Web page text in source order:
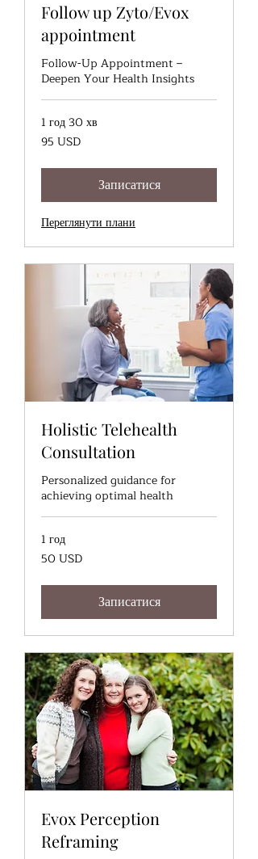
Follow up Zyto/Evox
appointment
Follow-Up Appointment –
Deepen Your Health Insights
1 год 30 хв
95
доларів
95 USD
Записатися
Переглянути плани
Holistic Telehealth
Consultation
Personalized guidance for
achieving optimal health
1 год
50
доларів
50 USD
Записатися
Evox Perception
Reframing